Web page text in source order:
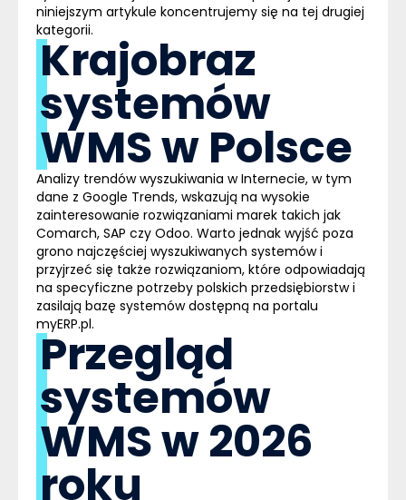
niniejszym artykule koncentrujemy się na tej drugiej
kategorii.
Krajobraz
systemów
WMS w Polsce
Analizy trendów wyszukiwania w Internecie, w tym
dane z Google Trends, wskazują na wysokie
zainteresowanie rozwiązaniami marek takich jak
Comarch, SAP czy Odoo. Warto jednak wyjść poza
grono najczęściej wyszukiwanych systemów i
przyjrzeć się także rozwiązaniom, które odpowiadają
na specyficzne potrzeby polskich przedsiębiorstw i
zasilają bazę systemów dostępną na portalu
myERP.pl.
Przegląd
systemów
WMS w 2026
roku